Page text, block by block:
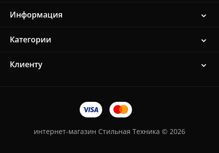
Информация
Категории
Клиенту
интернет-магазин Стильная Техника © 2026